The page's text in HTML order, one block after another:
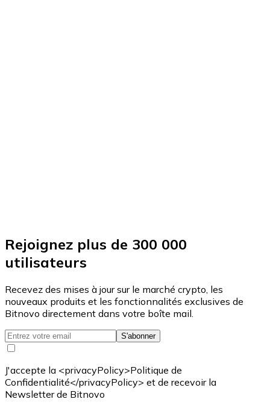
Rejoignez plus de 300 000
utilisateurs
Recevez des mises à jour sur le marché crypto, les
nouveaux produits et les fonctionnalités exclusives de
Bitnovo directement dans votre boîte mail.
S'abonner
J'accepte la <privacyPolicy>Politique de
Confidentialité</privacyPolicy> et de recevoir la
Newsletter de Bitnovo